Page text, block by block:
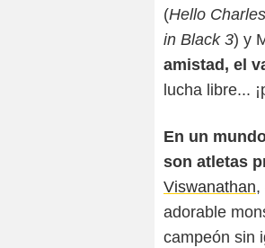
(Hello Charles
in Black 3) y
amistad, el
lucha libre...
En un
son atletas
Viswanathan,
adorable
campeón sin